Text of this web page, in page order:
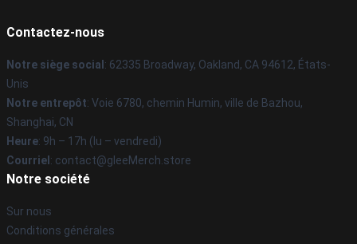
Contactez-nous
Notre siège social : 62335 Broadway, Oakland, CA 94612, États-
Unis
Notre entrepôt: Voie 6780, chemin Humin, ville de Bazhou,
Shanghai, CN
Heure: 9h – 17h (lu – vendredi)
Courriel : contact@gleeMerch.store
Notre société
Sur nous
Conditions générales